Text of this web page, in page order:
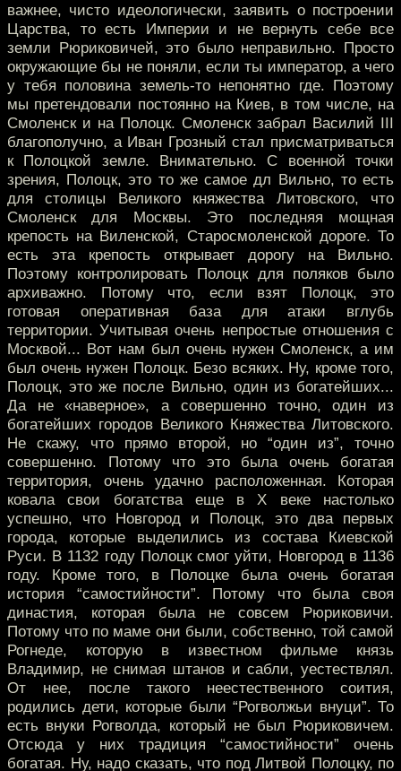
важнее, чисто идеологически, заявить о построении
Царства, то есть Империи и не вернуть себе все
земли Рюриковичей, это было неправильно. Просто
окружающие бы не поняли, если ты император, а чего
у тебя половина земель-то непонятно где. Поэтому
мы претендовали постоянно на Киев, в том числе, на
Смоленск и на Полоцк. Смоленск забрал Василий III
благополучно, а Иван Грозный стал присматриваться
к Полоцкой земле. Внимательно. С военной точки
зрения, Полоцк, это то же самое дл Вильно, то есть
для столицы Великого княжества Литовского, что
Смоленск для Москвы. Это последняя мощная
крепость на Виленской, Старосмоленской дороге. То
есть эта крепость открывает дорогу на Вильно.
Поэтому контролировать Полоцк для поляков было
архиважно. Потому что, если взят Полоцк, это
готовая оперативная база для атаки вглубь
территории. Учитывая очень непростые отношения с
Москвой... Вот нам был очень нужен Смоленск, а им
был очень нужен Полоцк. Безо всяких. Ну, кроме того,
Полоцк, это же после Вильно, один из богатейших...
Да не «наверное», а совершенно точно, один из
богатейших городов Великого Княжества Литовского.
Не скажу, что прямо второй, но “один из”, точно
совершенно. Потому что это была очень богатая
территория, очень удачно расположенная. Которая
ковала свои богатства еще в X веке настолько
успешно, что Новгород и Полоцк, это два первых
города, которые выделились из состава Киевской
Руси. В 1132 году Полоцк смог уйти, Новгород в 1136
году. Кроме того, в Полоцке была очень богатая
история “самостийности”. Потому что была своя
династия, которая была не совсем Рюриковичи.
Потому что по маме они были, собственно, той самой
Рогнеде, которую в известном фильме князь
Владимир, не снимая штанов и сабли, уестествлял.
От нее, после такого неестественного соития,
родились дети, которые были “Рогволжьи внуци”. То
есть внуки Рогволда, который не был Рюриковичем.
Отсюда у них традиция “самостийности” очень
богатая. Ну, надо сказать, что под Литвой Полоцку, по